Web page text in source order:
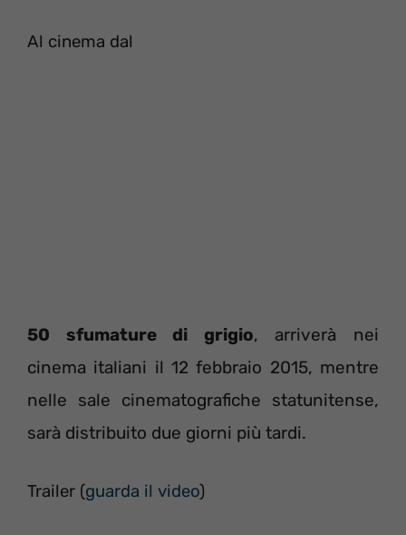
Al cinema dal
50 sfumature di grigio, arriverà nei
cinema italiani il 12 febbraio 2015, mentre
nelle sale cinematografiche statunitense,
sarà distribuito due giorni più tardi.
Trailer (guarda il video)